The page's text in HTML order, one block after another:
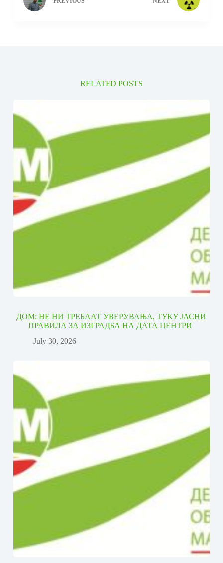
RELATED POSTS
ДОМ: НЕ НИ ТРЕБААТ УВЕРУВАЊА, ТУКУ ЈАСНИ
ПРАВИЛА ЗА ИЗГРАДБА НА ДАТА ЦЕНТРИ
July 30, 2026